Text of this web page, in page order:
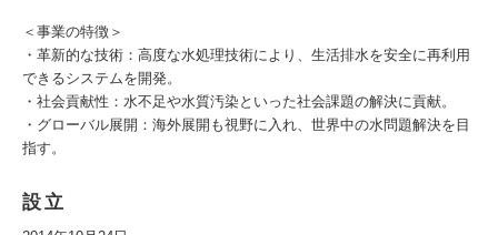
＜事業の特徴＞
・革新的な技術：高度な水処理技術により、生活排水を安全に再利用
できるシステムを開発。
・社会貢献性：水不足や水質汚染といった社会課題の解決に貢献。
・グローバル展開：海外展開も視野に入れ、世界中の水問題解決を目
指す。
設立